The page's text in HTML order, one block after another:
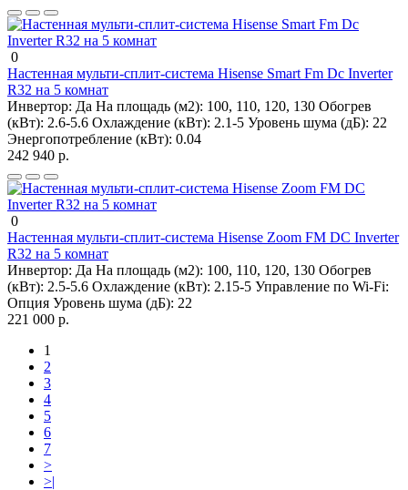
0
Настенная мульти-сплит-система Hisense Smart Fm Dc Inverter
R32 на 5 комнат
Инвертор: Да На площадь (м2): 100, 110, 120, 130 Обогрев
(кВт): 2.6-5.6 Охлаждение (кВт): 2.1-5 Уровень шума (дБ): 22
Энергопотребление (кВт): 0.04
242 940 р.
0
Настенная мульти-сплит-система Hisense Zoom FM DC Inverter
R32 на 5 комнат
Инвертор: Да На площадь (м2): 100, 110, 120, 130 Обогрев
(кВт): 2.5-5.6 Охлаждение (кВт): 2.15-5 Управление по Wi-Fi:
Опция Уровень шума (дБ): 22
221 000 р.
1
2
3
4
5
6
7
>
>|